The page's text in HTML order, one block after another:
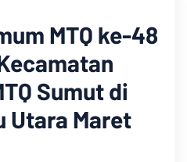
MTQ ke-48
Sumut di
Utara Maret